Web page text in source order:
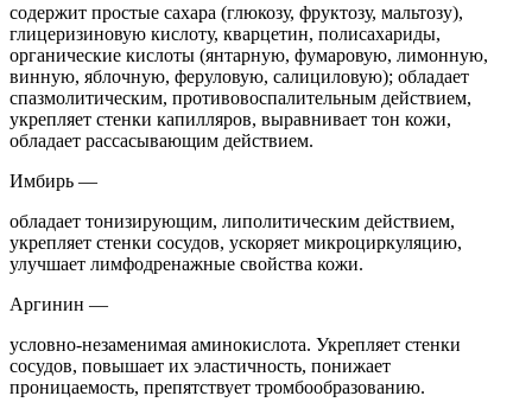
содержит простые сахара (глюкозу, фруктозу, мальтозу),
глицеризиновую кислоту, кварцетин, полисахариды,
органические кислоты (янтарную, фумаровую, лимонную,
винную, яблочную, феруловую, салициловую); обладает
спазмолитическим, противовоспалительным действием,
укрепляет стенки капилляров, выравнивает тон кожи,
обладает рассасывающим действием.
Имбирь —
обладает тонизирующим, липолитическим действием,
укрепляет стенки сосудов, ускоряет микроциркуляцию,
улучшает лимфодренажные свойства кожи.
Аргинин —
условно-незаменимая аминокислота. Укрепляет стенки
сосудов, повышает их эластичность, понижает
проницаемость, препятствует тромбообразованию.